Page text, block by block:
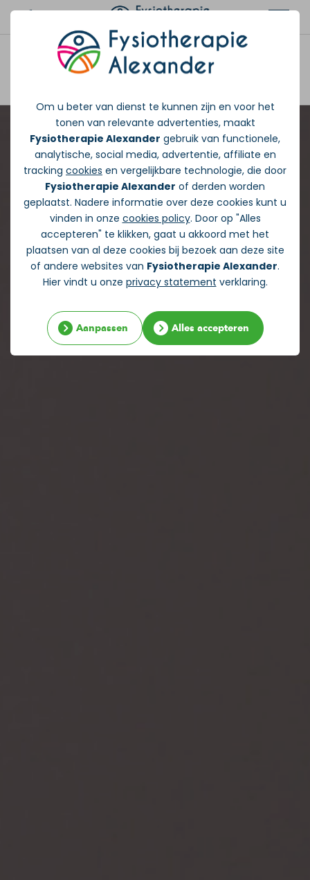
Om u beter van dienst te kunnen zijn en voor het
tonen van relevante advertenties, maakt
Fysiotherapie Alexander gebruik van functionele,
analytische, social media, advertentie, affiliate en
tracking cookies en vergelijkbare technologie, die door
Fysiotherapie Alexander of derden worden
geplaatst. Nadere informatie over deze cookies kunt u
vinden in onze cookies policy. Door op "Alles
accepteren" te klikken, gaat u akkoord met het
plaatsen van al deze cookies bij bezoek aan deze site
of andere websites van Fysiotherapie Alexander.
Hier vindt u onze privacy statement verklaring.
Aanpassen Alles accepteren
Afspraak maken